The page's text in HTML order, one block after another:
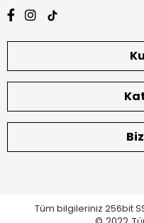
Tüm bilgileriniz 256bit